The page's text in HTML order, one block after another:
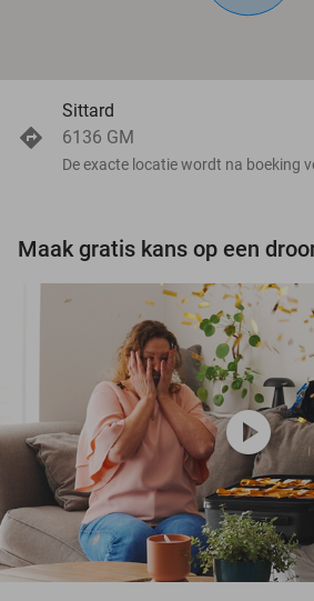
Sittard
6136 GM
De exacte locatie wordt na boeking
play_circle